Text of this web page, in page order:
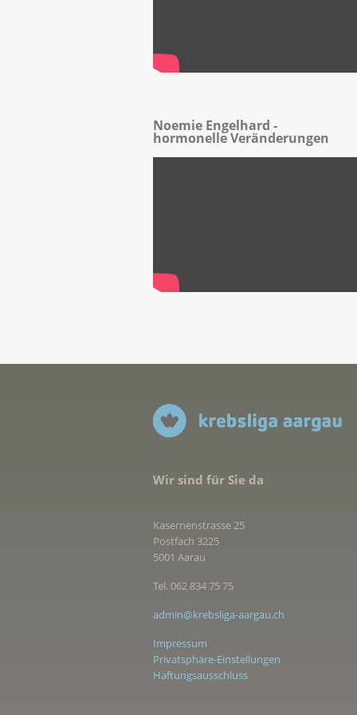
Noemie Engelhard -
hormonelle Veränderungen
Wir sind für Sie da
Kasernenstrasse 25
Postfach 3225
5001 Aarau
Tel. 062 834 75 75
admin@krebsliga-aargau.ch
Impressum
Privatsphäre-Einstellungen
Haftungsausschluss